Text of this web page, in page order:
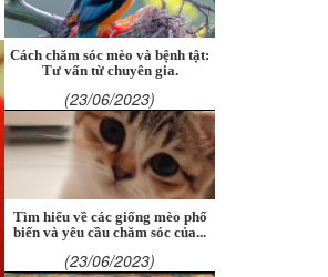
Cách chăm sóc mèo và bệnh tật:
Tư vấn từ chuyên gia.
(23/06/2023)
Tìm hiểu về các giống mèo phổ
biến và yêu cầu chăm sóc của...
(23/06/2023)